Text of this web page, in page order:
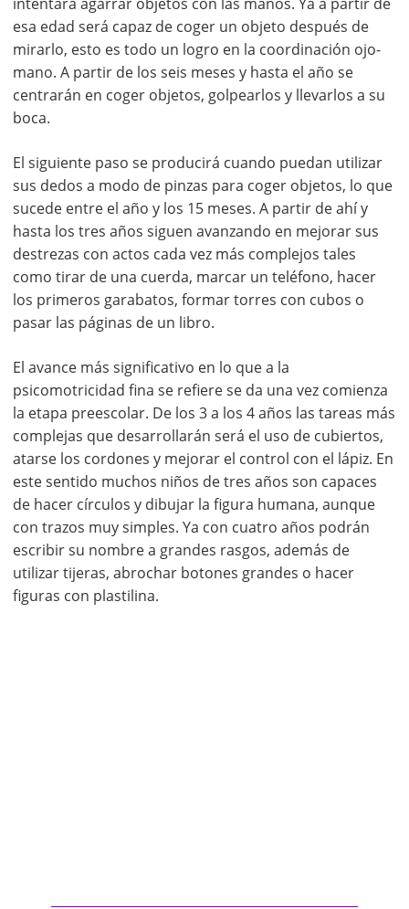
esa edad será capaz de coger un objeto después de
mirarlo, esto es todo un logro en la coordinación ojo-
mano. A partir de los seis meses y hasta el año se
centrarán en coger objetos, golpearlos y llevarlos a su
boca.
El siguiente paso se producirá cuando puedan utilizar
sus dedos a modo de pinzas para coger objetos, lo que
sucede entre el año y los 15 meses. A partir de ahí y
hasta los tres años siguen avanzando en mejorar sus
destrezas con actos cada vez más complejos tales
como tirar de una cuerda, marcar un teléfono, hacer
los primeros garabatos, formar torres con cubos o
pasar las páginas de un libro.
El avance más significativo en lo que a la
psicomotricidad fina se refiere se da una vez comienza
la etapa preescolar. De los 3 a los 4 años las tareas más
complejas que desarrollarán será el uso de cubiertos,
atarse los cordones y mejorar el control con el lápiz. En
este sentido muchos niños de tres años son capaces
de hacer círculos y dibujar la figura humana, aunque
con trazos muy simples. Ya con cuatro años podrán
escribir su nombre a grandes rasgos, además de
utilizar tijeras, abrochar botones grandes o hacer
figuras con plastilina.